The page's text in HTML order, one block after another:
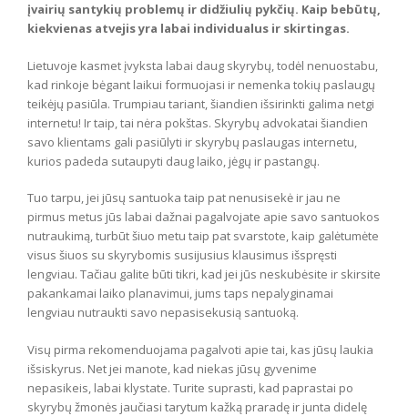
įvairių santykių problemų ir didžiulių pykčių. Kaip bebūtų,
kiekvienas atvejis yra labai individualus ir skirtingas.
Lietuvoje kasmet įvyksta labai daug skyrybų, todėl nenuostabu,
kad rinkoje bėgant laikui formuojasi ir nemenka tokių paslaugų
teikėjų pasiūla. Trumpiau tariant, šiandien išsirinkti galima netgi
internetu! Ir taip, tai nėra pokštas. Skyrybų advokatai šiandien
savo klientams gali pasiūlyti ir skyrybų paslaugas internetu,
kurios padeda sutaupyti daug laiko, jėgų ir pastangų.
Tuo tarpu, jei jūsų santuoka taip pat nenusisekė ir jau ne
pirmus metus jūs labai dažnai pagalvojate apie savo santuokos
nutraukimą, turbūt šiuo metu taip pat svarstote, kaip galėtumėte
visus šiuos su skyrybomis susijusius klausimus išspręsti
lengviau. Tačiau galite būti tikri, kad jei jūs neskubėsite ir skirsite
pakankamai laiko planavimui, jums taps nepalyginamai
lengviau nutraukti savo nepasisekusią santuoką.
Visų pirma rekomenduojama pagalvoti apie tai, kas jūsų laukia
išsiskyrus. Net jei manote, kad niekas jūsų gyvenime
nepasikeis, labai klystate. Turite suprasti, kad paprastai po
skyrybų žmonės jaučiasi tarytum kažką praradę ir junta didelę